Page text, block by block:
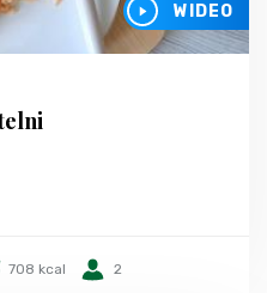
WIDEO
708 kcal 2